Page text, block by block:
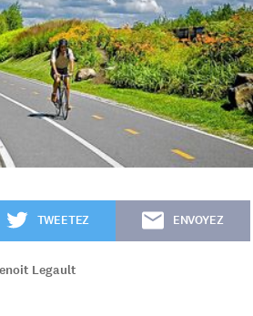
TWEETEZ ENVOYEZ
Legault